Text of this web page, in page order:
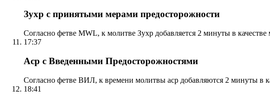
Зухр с принятыми мерами предосторожности
Согласно фетве MWL, к молитве Зухр добавляется 2 минуты в
17:37
Аср с Введенными Предосторожностями
Согласно фетве ВИЛ, к времени молитвы аср добавляются 2 минуты в
18:41